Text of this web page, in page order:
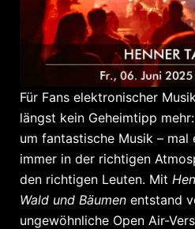
Für Fans elektronischer
längst kein Geheimtipp
um fantastische Musik –
immer in der richtigen
den richtigen Leuten. Mit
Wald und Bäumen entstand
ungewöhnliche Open Air-